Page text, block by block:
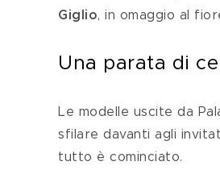
Giglio, in omaggio al
Una parata di
Le modelle uscite da
sfilare davanti agli
tutto è cominciato.